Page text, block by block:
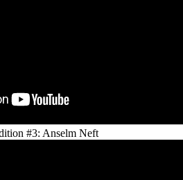
#3: Anselm Neft